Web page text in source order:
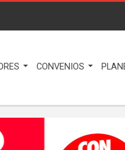
CONVENIOS